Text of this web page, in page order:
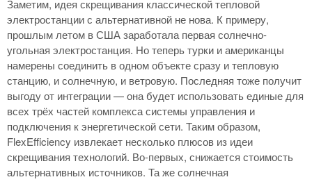
Заметим, идея скрещивания классической тепловой
электростанции с альтернативной не нова. К примеру,
прошлым летом в США заработала первая солнечно-
угольная электростанция. Но теперь турки и американцы
намерены соединить в одном объекте сразу и тепловую
станцию, и солнечную, и ветровую. Последняя тоже получит
выгоду от интеграции — она будет использовать единые для
всех трёх частей комплекса системы управления и
подключения к энергетической сети. Таким образом,
FlexEfficiency извлекает несколько плюсов из идеи
скрещивания технологий. Во-первых, снижается стоимость
альтернативных источников. Та же солнечная